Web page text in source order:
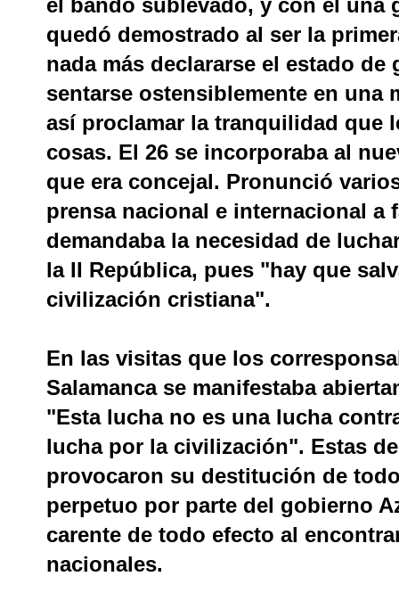
el bando sublevado, y con él una
quedó demostrado al ser la
nada más declararse el estado
sentarse ostensiblemente en una
así proclamar la tranquilidad que
cosas. El 26 se incorporaba al
que era concejal. Pronunció
prensa nacional e internacional a
demandaba la necesidad de
la II República, pues "hay que
civilización cristiana".
En las visitas que los
Salamanca se manifestaba
"Esta lucha no es una lucha
lucha por la civilización". Estas
provocaron su destitución de
perpetuo por parte del gobierno
carente de todo efecto al
nacionales.